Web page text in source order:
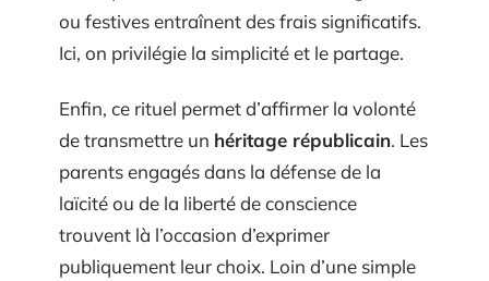
ou festives entraînent des frais significatifs.
Ici, on privilégie la simplicité et le partage.
Enfin, ce rituel permet d’affirmer la volonté
de transmettre un héritage républicain. Les
parents engagés dans la défense de la
laïcité ou de la liberté de conscience
trouvent là l’occasion d’exprimer
publiquement leur choix. Loin d’une simple